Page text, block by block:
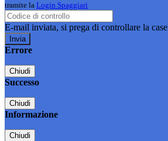
tramite la Login Spaggiari
E-mail inviata, si prega di controllare la
Errore
Chiudi
Successo
Chiudi
Informazione
Chiudi